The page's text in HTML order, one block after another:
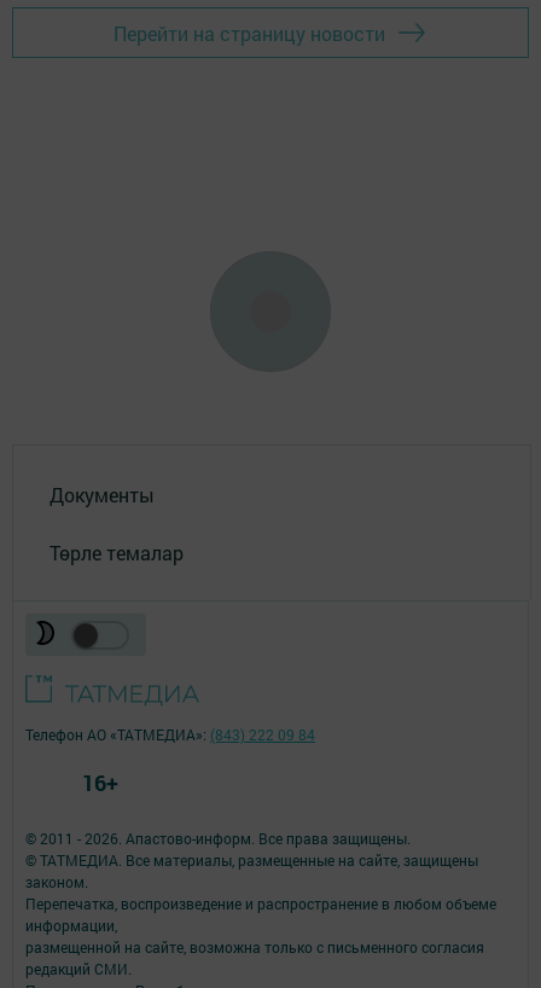
Перейти на страницу новости
Документы
Төрле темалар
© 2011 - 2026. Апастово-информ. Все права защищены.
© ТАТМЕДИА. Все материалы, размещенные на сайте, защищены
законом.
Перепечатка, воспроизведение и распространение в любом объеме
информации,
размещенной на сайте, возможна только с письменного согласия
редакций СМИ.
Телефон АО «ТАТМЕДИА»: (843) 222 09 84
16+